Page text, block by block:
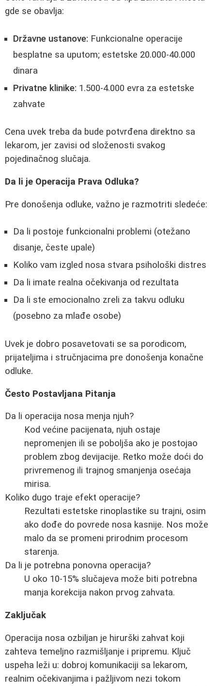
gde se obavlja:
Državne ustanove: Funkcionalne operacije
besplatne sa uputom; estetske 20.000-40.000
dinara
Privatne klinike: 1.500-4.000 evra za estetske
zahvate
Cena uvek treba da bude potvrđena direktno sa
lekarom, jer zavisi od složenosti svakog
pojedinačnog slučaja.
Da li je Operacija Prava Odluka?
Pre donošenja odluke, važno je razmotriti sledeće:
Da li postoje funkcionalni problemi (otežano
disanje, česte upale)
Koliko vam izgled nosa stvara psihološki distres
Da li imate realna očekivanja od rezultata
Da li ste emocionalno zreli za takvu odluku
(posebno za mlađe osobe)
Uvek je dobro posavetovati se sa porodicom,
prijateljima i stručnjacima pre donošenja konačne
odluke.
Često Postavljana Pitanja
Da li operacija nosa menja njuh?
Kod većine pacijenata, njuh ostaje
nepromenjen ili se poboljša ako je postojao
problem zbog devijacije. Retko može doći do
privremenog ili trajnog smanjenja osećaja
mirisa.
Koliko dugo traje efekt operacije?
Rezultati estetske rinoplastike su trajni, osim
ako dođe do povrede nosa kasnije. Nos može
malo da se promeni prirodnim procesom
starenja.
Da li je potrebna ponovna operacija?
U oko 10-15% slučajeva može biti potrebna
manja korekcija nakon prvog zahvata.
Zaključak
Operacija nosa ozbiljan je hirurški zahvat koji
zahteva temeljno razmišljanje i pripremu. Ključ
uspeha leži u: dobroj komunikaciji sa lekarom,
realnim očekivanjima i pažljivom nezi tokom